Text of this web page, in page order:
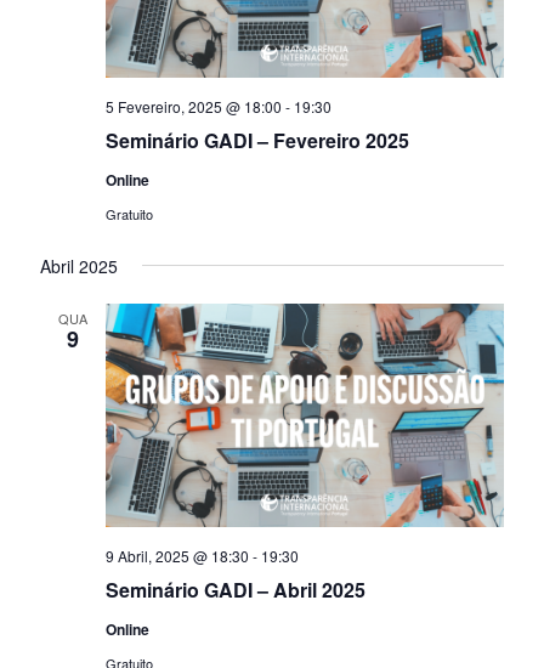
5 Fevereiro, 2025 @ 18:00 - 19:30
Seminário GADI – Fevereiro 2025
Online
Gratuito
Abril 2025
QUA
9
9 Abril, 2025 @ 18:30 - 19:30
Seminário GADI – Abril 2025
Online
Gratuito